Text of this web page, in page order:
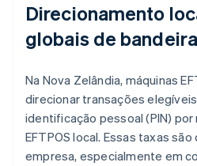
Direcionamento
globais de
Na Nova Zelândia, máquinas
direcionar transações
identificação pessoal (PIN) por
EFTPOS local. Essas taxas
empresa, especialmente em